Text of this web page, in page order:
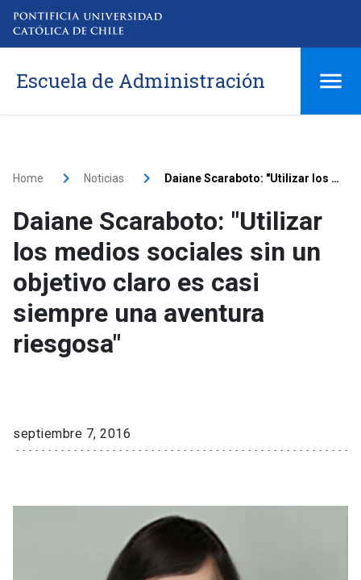
Escuela de Administración
Home Noticias Daiane Scaraboto: "Utilizar los medios sociales sin un objetivo claro es casi siempre una aventura riesgosa"
Daiane Scaraboto: "Utilizar
los medios sociales sin un
objetivo claro es casi
siempre una aventura
riesgosa"
septiembre 7, 2016